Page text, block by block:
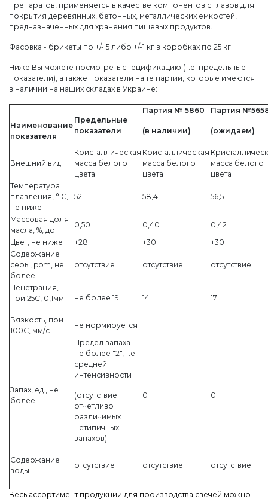
препаратов, применяется в качестве компонентов сплавов для
покрытия деревянных, бетонных, металлических емкостей,
предназначенных для хранения пищевых продуктов.
Фасовка - брикеты по +/- 5 либо +/-1 кг в коробках по 25 кг.
Ниже Вы можете посмотреть спецификацию (т.е. предельные
показатели), а также показатели на те партии, которые имеются
в наличии на наших складах в Украине:
Наименование
показателя
Предельные
показатели
Партия № 5860
(в наличии)
Партия
(ожидаем)
Внешний вид
Кристаллическая
масса белого
цвета
Кристаллическая
масса белого
цвета
масса белого
цвета
Температура
плавления, ° С,
не ниже
52 58,4 56,5
Массовая доля
масла, %, до
0,50 0,40
0,42
Цвет, не ниже
+28 +30
+30
Содержание
серы, ppm, не
более
отсутствие отсутствие отсутствие
Пенетрация,
при 25С, 0,1мм
не более 19 14 17
Вязкость, при
100С, мм/с
не нормируется
Запах, ед., не
более
Предел запаха
не более "2", т.е.
средней
интенсивности
(отсутствие
отчетливо
различимых
нетипичных
запахов)
0 0
Содержание
воды
отсутствие отсутствие отсутствие
Весь ассортимент продукции для производства свечей можно